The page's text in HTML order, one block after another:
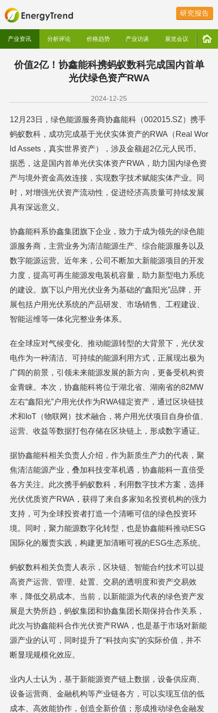
研究报告
产业资讯 分析评论 价格趋势 产业访谈 展览会议
价值2亿！协鑫能科携蚂蚁数科完成国内首单
光伏绿色资产RWA
2024-12-25
12月23日，绿色能源服务商协鑫能科（002015.SZ）携手
蚂蚁数科 ，成功完成基于光伏实体资产的RWA（Real Wor
ld Assets，真实世界资产），涉及金额超2亿元人民币。
据悉，这是国内首单光伏实体资产RWA，助力国内绿色资
产与境外资金高效连接，实现数字技术赋能实体产业。同
时，对增强光伏资产流动性，促进经济高质量可持续发展
具有深远意义。
协鑫能科系协鑫集团旗下企业，致力于成为领先的绿色能
源服务商，主营业务为清洁能源生产、综合能源服务以及
数字能源运营。近年来，公司不断加大新能源项目的开发
力度，提高可再生能源发电装机容量，助力新型电力系统
的建设。旗下以户用光伏业务为基础的“鑫阳光”品牌，开
展包括户用光伏系统的产品研发、市场销售、工程建设、
智能运维等一体化完整业务体系。
在全球应对气候变化、推动能源转型的大背景下，光伏发
电作为一种清洁、可持续的能源利用方式，正展现出极为
广阔的前景，引领未来能源发展的新方向，更备受机构资
金青睐。本次，协鑫能科将位于湖北省、湖南省的82MW
左右“鑫阳光”户用光伏作为RWA锚定资产，通过区块链技
术和IoT（物联网）技术融合，将户用光伏项目自身价值、
运营、收益等数据打包存储在区块链上，形成数字通证。
据协鑫能科相关负责人介绍，作为新质生产力的代表，聚
焦清洁能源产业，叠加科技变革机遇，协鑫能科一直倍受
各方关注。此次携手蚂蚁数科，利用数字技术方案，选择
光伏优质资产RWA，获得了来自多家知名投资机构的强力
支持，可为全球投资者打造一个清晰可信的绿色投资环
境。同时，聚力能源数字化转型，也是协鑫能科推动ESG
国际化的履责实践，构建更加清晰可视的ESG生态系统。
蚂蚁数科相关负责人表示，区块链、智能合约技术可以提
高资产运营、管理、处置、交易的透明度和资产交易效
率，降低交易成本。当前，以新能源为代表的绿色资产发
展是大势所趋，蚂蚁集团和协鑫集团长期保持合作关系，
此次与协鑫能科合作光伏资产RWA，也是基于市场对新能
源产业的认可，同时提升了“科技向实”的实际价值，并不
断显现规模化效应。
业内人士认为，基于新能源资产链上数据，设备供应商、
设备运营商、金融机构等产业链各方，可以实现互信的低
成本、高效能协作，创造全新价值；形成推动绿色金融发